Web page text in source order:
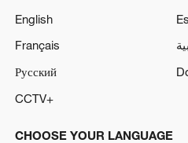
English
Français
Русский
CCTV+
CHOOSE YOUR LANGUAGE